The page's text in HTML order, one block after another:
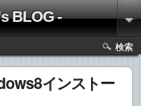
BLOG -
検索
インストー